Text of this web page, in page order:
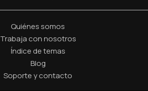
Quiénes somos
Trabaja con nosotros
Índice de temas
Blog
Soporte y contacto